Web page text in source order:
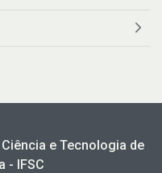
e Tecnologia de
- IFSC